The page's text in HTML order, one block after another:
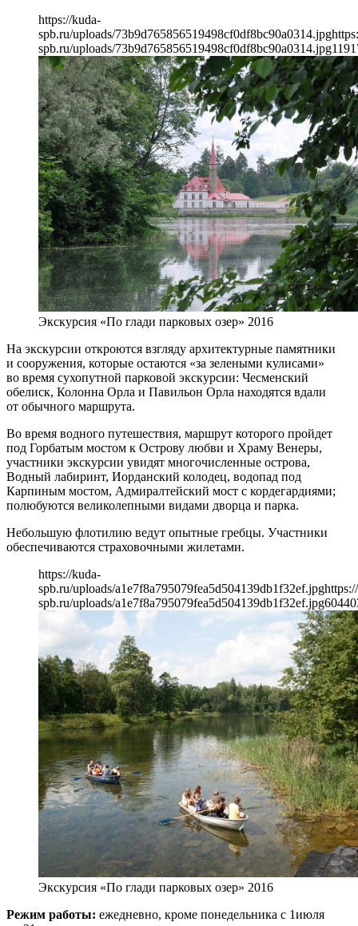
https://kuda-
spb.ru/uploads/73b9d765856519498cf0df8bc90a0314.jpg
spb.ru/uploads/73b9d765856519498cf0df8bc90a0314.jpg1191
Экскурсия «По глади парковых озер» 2016
На экскурсии откроются взгляду архитектурные памятники
и сооружения, которые остаются «за зелеными кулисами»
во время сухопутной парковой экскурсии: Чесменский
обелиск, Колонна Орла и Павильон Орла находятся вдали
от обычного маршрута.
Во время водного путешествия, маршрут которого пройдет
под Горбатым мостом к Острову любви и Храму Венеры,
участники экскурсии увидят многочисленные острова,
Водный лабиринт, Иорданский колодец, водопад под
Карпиным мостом, Адмиралтейский мост с кордегардиями;
полюбуются великолепными видами дворца и парка.
Небольшую флотилию ведут опытные гребцы. Участники
обеспечиваются страховочными жилетами.
https://kuda-
spb.ru/uploads/a1e7f8a795079fea5d504139db1f32ef.jpg
spb.ru/uploads/a1e7f8a795079fea5d504139db1f32ef.jpg604
Экскурсия «По глади парковых озер» 2016
Режим работы: ежедневно, кроме понедельника с 1июля